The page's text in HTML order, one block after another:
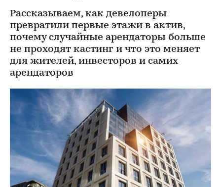
Рассказываем, как девелоперы
превратили первые этажи в актив,
почему случайные арендаторы больше
не проходят кастинг и что это меняет
для жителей, инвесторов и самих
арендаторов